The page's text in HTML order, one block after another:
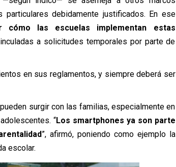
debidamente justificados. En ese
cómo las escuelas implementan estas
a solicitudes temporales por parte de
en sus reglamentos, y siempre deberá ser
surgir con las familias, especialmente en
“Los smartphones ya son parte
”, afirmó, poniendo como ejemplo la
escolar.